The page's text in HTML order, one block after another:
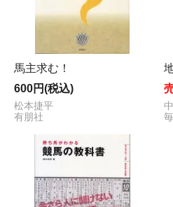
馬主求む！
600円(税込)
松本捷平
有朋社